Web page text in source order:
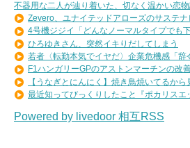
不器用な二人が辿り着いた、切なく温かい恋
Zevero、ユナイテッドアローズのサステナ
4号機ジジイ「どんなノーマルタイプでも
ひろゆきさん、突然イキりだしてしまう
若者〈転勤本気でイヤだ〉企業危機感「辞
F1ハンガリーGPのアストンマーチンの改
【うなぎとにんにく】焼き鳥焼いてるから
最近知ってびっくりしたこと『ポカリスエ
Powered by livedoor 相互RSS